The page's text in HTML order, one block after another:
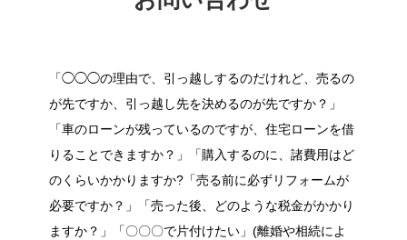
「◯◯◯の理由で、引っ越しするのだけれど、売るの
が先ですか、引っ越し先を決めるのが先ですか？」
「車のローンが残っているのですが、住宅ローンを借
りることできますか？」「購入するのに、諸費用はど
のくらいかかりますか?「売る前に必ずリフォームが
必要ですか？」「売った後、どのような税金がかかり
ますか？」「〇〇〇で片付けたい」(離婚や相続によ